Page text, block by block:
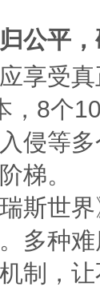
平，
受真
，8个
侵等
梯。
世界
多种
制，